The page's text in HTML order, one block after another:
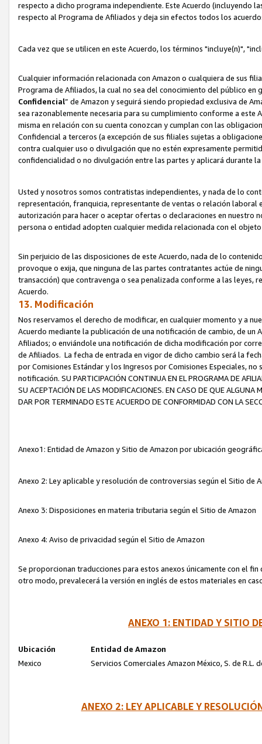
respecto a dicho programa independiente. Este Acuerdo (incluyendo
respecto al Programa de Afiliados y deja sin efectos todos los
Cada vez que se utilicen en este Acuerdo, los términos "incluye(n)",
Cualquier información relacionada con Amazon o cualquiera de sus
Programa de Afiliados, la cual no sea del conocimiento del público
Confidencial” de Amazon y seguirá siendo propiedad exclusiva de
sea razonablemente necesaria para su cumplimiento conforme a
misma en relación con su cuenta conozcan y cumplan con las
Confidencial a terceros (a excepción de sus filiales sujetas a
contra cualquier uso o divulgación que no estén expresamente
confidencialidad o no divulgación entre las partes y aplicará durante
Usted y nosotros somos contratistas independientes, y nada de lo
representación, franquicia, representante de ventas o relación
autorización para hacer o aceptar ofertas o declaraciones en nuestro
persona o entidad adopten cualquier medida relacionada con el
Sin perjuicio de las disposiciones de este Acuerdo, nada de lo
provoque o exija, que ninguna de las partes contratantes actúe de
transacción) que contravenga o sea penalizada conforme a las leyes,
Acuerdo.
13. Modificación
Nos reservamos el derecho de modificar, en cualquier momento y a
Acuerdo mediante la publicación de una notificación de cambio, de
Afiliados; o enviándole una notificación de dicha modificación por
de Afiliados. La fecha de entrada en vigor de dicho cambio será la
por Comisiones Estándar y los Ingresos por Comisiones Especiales,
notificación. SU PARTICIPACIÓN CONTINUA EN EL PROGRAMA DE
SU ACEPTACIÓN DE LAS MODIFICACIONES. EN CASO DE QUE ALGUNA
DAR POR TERMINADO ESTE ACUERDO DE CONFORMIDAD CON LA
Anexo1: Entidad de Amazon y Sitio de Amazon por ubicación
Anexo 2: Ley aplicable y resolución de controversias según el Sitio de
Anexo 3: Disposiciones en materia tributaria según el Sitio de Amazon
Anexo 4: Aviso de privacidad según el Sitio de Amazon
Se proporcionan traducciones para estos anexos únicamente con el
otro modo, prevalecerá la versión en inglés de estos materiales en
ANEXO 1: ENTIDAD Y SITIO
Ubicación
Entidad de Amazon
Mexico
Servicios Comerciales Amazon México, S. de R.L.
ANEXO 2: LEY APLICABLE Y